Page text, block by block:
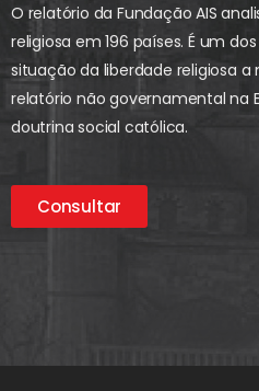
O relatório da Fundação AIS
religiosa em 196 países. É um
situação da liberdade religiosa
relatório não governamental na
doutrina social católica.
Consultar